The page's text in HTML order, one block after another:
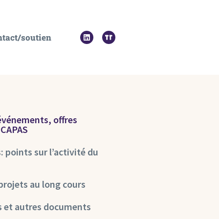
soutien
offres
points sur l’activité du
au long cours
et autres documents